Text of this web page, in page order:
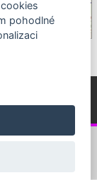
QUIN.cz
pohodlné